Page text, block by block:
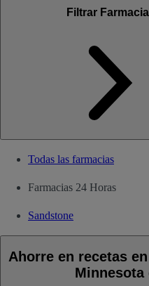
Filtrar
Todas las farmacias
Farmacias 24 Horas
Sandstone
Ahorre en recetas
Minnesota